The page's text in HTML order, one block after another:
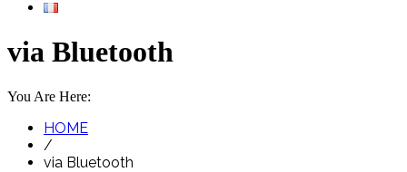
via Bluetooth
You Are Here:
HOME
/
via Bluetooth